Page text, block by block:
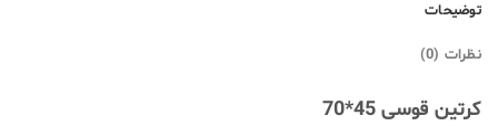
توضیحات
نظرات (0)
کرتین قوسی 45*70